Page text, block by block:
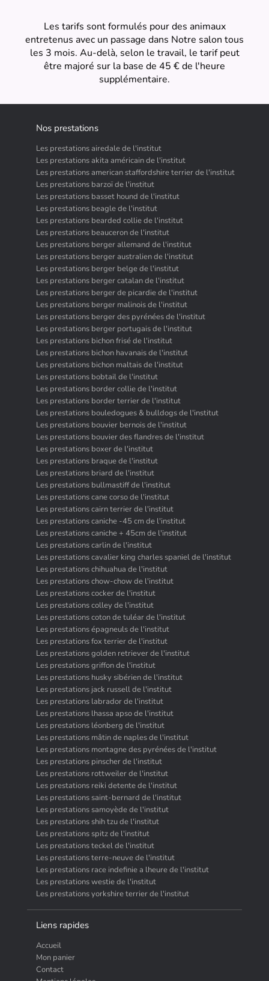
Les tarifs sont formulés pour des animaux
entretenus avec un passage dans Notre salon tous
les 3 mois. Au-delà, selon le travail, le tarif peut
être majoré sur la base de 45 € de l'heure
supplémentaire.
Nos prestations
Les prestations airedale de l'institut
Les prestations akita américain de l'institut
Les prestations american staffordshire terrier de l'institut
Les prestations barzoï de l'institut
Les prestations basset hound de l'institut
Les prestations beagle de l'institut
Les prestations bearded collie de l'institut
Les prestations beauceron de l'institut
Les prestations berger allemand de l'institut
Les prestations berger australien de l'institut
Les prestations berger belge de l'institut
Les prestations berger catalan de l'institut
Les prestations berger de picardie de l'institut
Les prestations berger malinois de l'institut
Les prestations berger des pyrénées de l'institut
Les prestations berger portugais de l'institut
Les prestations bichon frisé de l'institut
Les prestations bichon havanais de l'institut
Les prestations bichon maltais de l'institut
Les prestations bobtail de l'institut
Les prestations border collie de l'institut
Les prestations border terrier de l'institut
Les prestations bouledogues & bulldogs de l'institut
Les prestations bouvier bernois de l'institut
Les prestations bouvier des flandres de l'institut
Les prestations boxer de l'institut
Les prestations braque de l'institut
Les prestations briard de l'institut
Les prestations bullmastiff de l'institut
Les prestations cane corso de l'institut
Les prestations cairn terrier de l'institut
Les prestations caniche -45 cm de l'institut
Les prestations caniche + 45cm de l'institut
Les prestations carlin de l'institut
Les prestations cavalier king charles spaniel de l'institut
Les prestations chihuahua de l'institut
Les prestations chow-chow de l'institut
Les prestations cocker de l'institut
Les prestations colley de l'institut
Les prestations coton de tuléar de l'institut
Les prestations épagneuls de l'institut
Les prestations fox terrier de l'institut
Les prestations golden retriever de l'institut
Les prestations griffon de l'institut
Les prestations husky sibérien de l'institut
Les prestations jack russell de l'institut
Les prestations labrador de l'institut
Les prestations lhassa apso de l'institut
Les prestations léonberg de l'institut
Les prestations mâtin de naples de l'institut
Les prestations montagne des pyrénées de l'institut
Les prestations pinscher de l'institut
Les prestations rottweiler de l'institut
Les prestations reiki detente de l'institut
Les prestations saint-bernard de l'institut
Les prestations samoyède de l'institut
Les prestations shih tzu de l'institut
Les prestations spitz de l'institut
Les prestations teckel de l'institut
Les prestations terre-neuve de l'institut
Les prestations race indefinie a lheure de l'institut
Les prestations westie de l'institut
Les prestations yorkshire terrier de l'institut
Liens rapides
Accueil
Mon panier
Contact